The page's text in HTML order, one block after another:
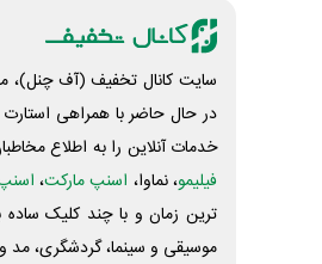
است که از جمله آن ها می
ربع سکه بهارآزادی و کمک
قرعه کشی را از صفحه
تماشا کنید. البته
در وبسایت این مجموعه
برای اطلاع از جزئیات
نمایید.
سایت کانال تخفیف (آف چنل)،
در حال حاضر با همراهی
خدمات آنلاین را به اطلاع
فیلیمو، نماوا، اسنپ مارکت،
ترین زمان و با چند کلیک ساده
موسیقی و سینما، گردشگری، مد